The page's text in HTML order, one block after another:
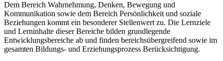
Dem Bereich Wahrnehmung, Denken, Bewegung und
Kommunikation sowie dem Bereich Persönlichkeit und soziale
Beziehungen kommt ein besonderer Stellenwert zu. Die Lernziele
und Lerninhalte dieser Bereiche bilden grundlegende
Entwicklungsbereiche ab und finden bereichsübergreifend sowie im
gesamten Bildungs- und Erziehungsprozess Berücksichtigung.